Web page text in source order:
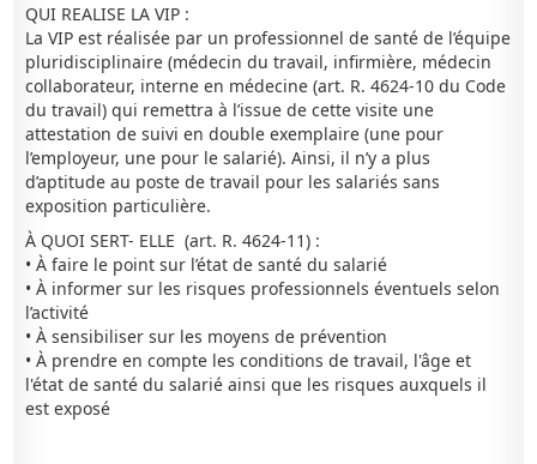
QUI REALISE LA VIP :
La VIP est réalisée par un professionnel de santé de l’équipe
pluridisciplinaire (médecin du travail, infirmière, médecin
collaborateur, interne en médecine (art. R. 4624-10 du Code
du travail) qui remettra à l’issue de cette visite une
attestation de suivi en double exemplaire (une pour
l’employeur, une pour le salarié). Ainsi, il n’y a plus
d’aptitude au poste de travail pour les salariés sans
exposition particulière.
À QUOI SERT- ELLE (art. R. 4624-11) :
• À faire le point sur l’état de santé du salarié
• À informer sur les risques professionnels éventuels selon
l’activité
• À sensibiliser sur les moyens de prévention
• À prendre en compte les conditions de travail, l'âge et
l'état de santé du salarié ainsi que les risques auxquels il
est exposé